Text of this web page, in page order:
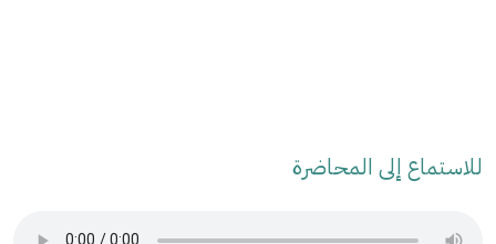
للاستماع إلى المحاضرة
Audio Stream